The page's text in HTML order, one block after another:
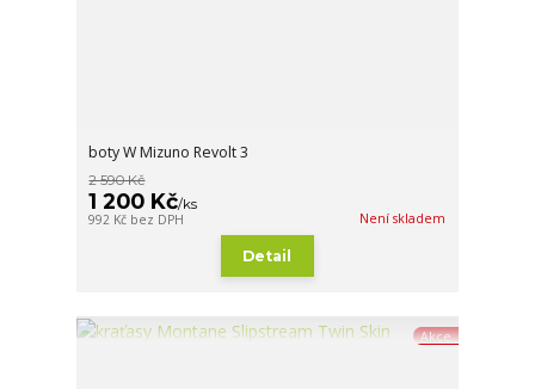
boty W Mizuno Revolt 3
2 590 Kč
1 200 Kč/ks
992 Kč bez DPH Není skladem
Detail
Akce